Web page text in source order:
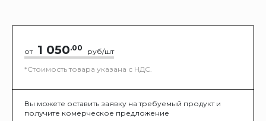
от 1 050.00
руб/шт
*Стоимость товара указана с НДС.
Вы можете оставить заявку на требуемый продукт и
получите комерческое предложение